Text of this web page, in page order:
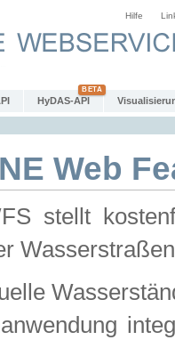
Hilfe
HyDAS-API
Web
stellt